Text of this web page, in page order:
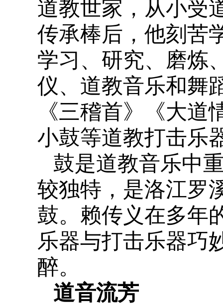
道教世家，从小受
传承棒后，他刻苦
学习、研究、磨炼
仪、道教音乐和舞
《三稽首》《大
小鼓等道教打击乐
鼓是道教音乐中
较独特，是洛江罗
鼓。赖传义在多年
乐器与打击乐器巧
醉。
道音流芳